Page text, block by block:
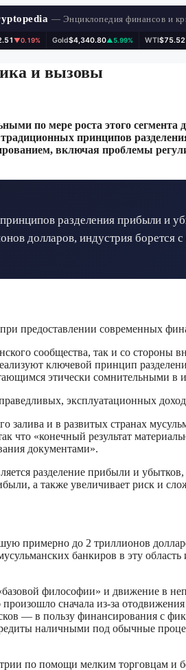
— Энциклопедия финансов и
▼0.19% Gold$4,340.80▲5.99% WTI$75.52
и вызовы
по мере роста этого
принципов
включая проблемы
разделения прибыли и
долларов, индустрия борется
предоставлении современных
сообщества, так и со стороны
ключевой принцип
этически сомнительными в
эксплуатационных
залива и в развитых странах
«конечный результат
документами».
разделение прибыли и
а также увеличивает риск и
примерно до 2 триллионов
банкиров в эту
философии» и движение в
сначала из-за
— в пользу финансирования с
наличными под обычные
по помощи мелким торговцам и